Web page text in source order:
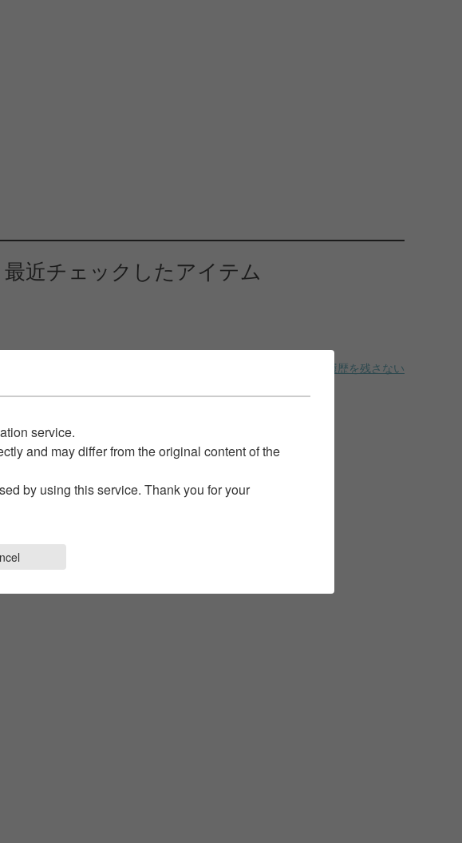
最近チェックしたアイテム
履歴を残さない
service.
and may differ from the original content of the
by using this service. Thank you for your